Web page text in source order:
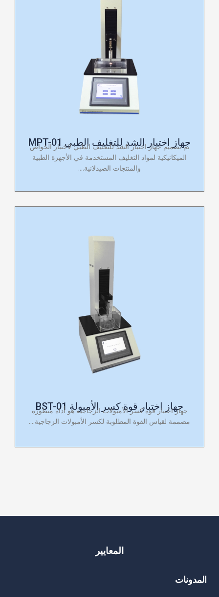
جهاز اختبار الشد للتغليف الطبي MPT-01
تم تصميم جهاز اختبار الشد للتغليف الطبي لاختبار الخواص
الميكانيكية لمواد التغليف المستخدمة في الأجهزة الطبية
والمنتجات الصيدلانية....
جهاز اختبار قوة كسر الأمبولة BST-01
جهاز اختبار قوة كسر الأمبولات الزجاجية هو أداة متطورة
مصممة لقياس القوة المطلوبة لكسر الأمبولات الزجاجية....
المعايير
المدونات